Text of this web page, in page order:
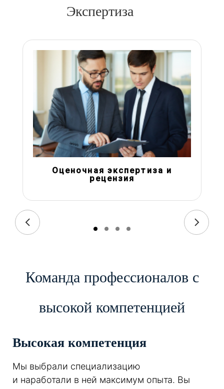
Экспертиза
Оценочная экспертиза и
рецензия
Команда профессионалов с
высокой компетенцией
Высокая компетенция
Мы выбрали специализацию
и наработали в ней максимум опыта. Вы